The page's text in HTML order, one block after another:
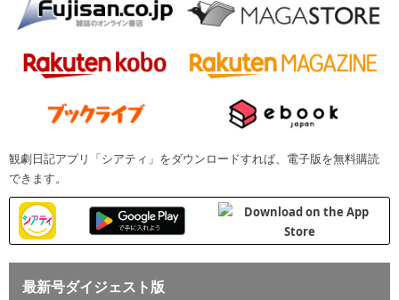
観劇日記アプリ「シアティ」をダウンロードすれば、電子版を無料購読
できます。
最新号ダイジェスト版